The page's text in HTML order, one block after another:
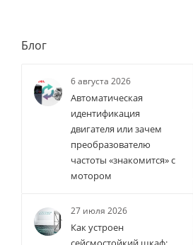
Блог
6 августа 2026
Автоматическая
идентификация
двигателя или зачем
преобразователю
частоты «знакомится» с
мотором
27 июля 2026
Как устроен